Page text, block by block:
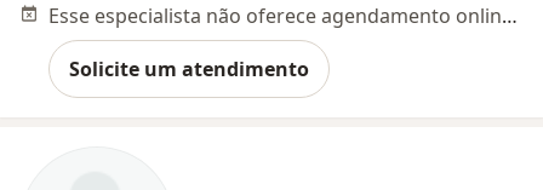
Esse especialista não oferece agendamento online para esse endereço.
Solicite um atendimento